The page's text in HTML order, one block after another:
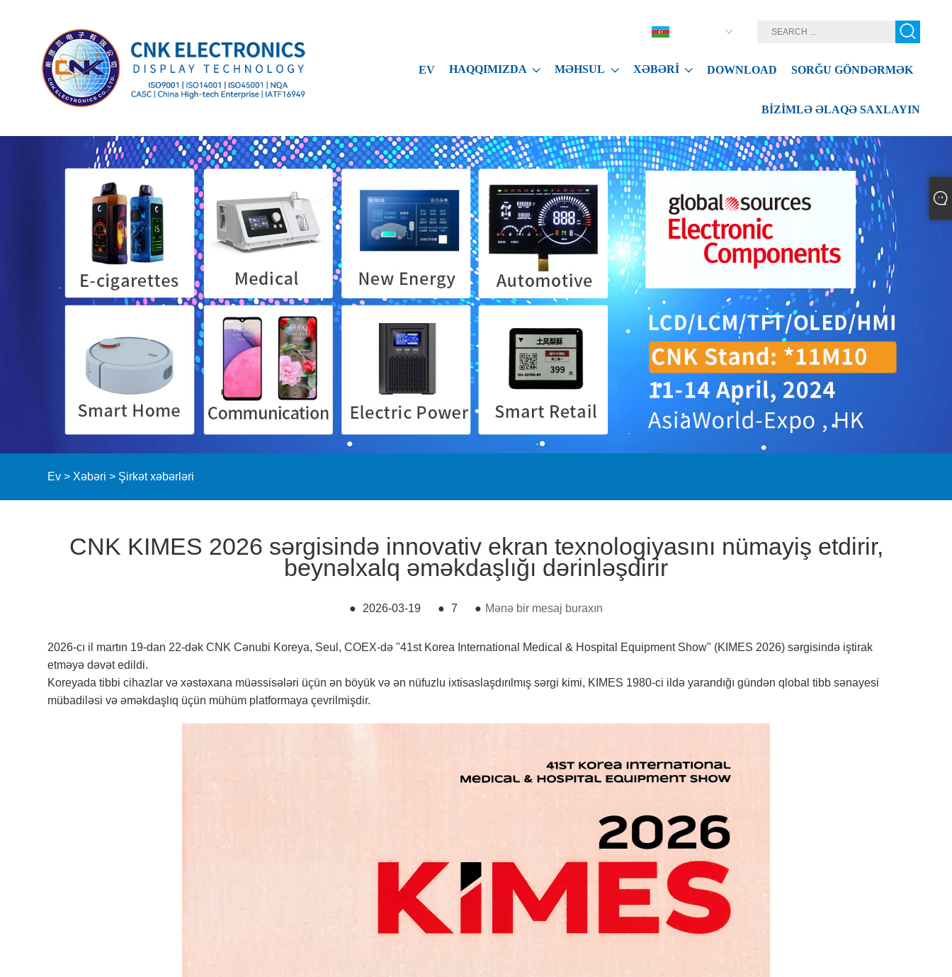
EV HAQQIMIZDA MƏHSUL XƏBƏRI DOWNLOAD SORĞU GÖNDƏRMƏK
BIZIMLƏ ƏLAQƏ SAXLAYIN
Ev > Xəbəri > Şirkət xəbərləri
CNK KIMES 2026 sərgisində innovativ ekran texnologiyasını nümayiş etdirir,
beynəlxalq əməkdaşlığı dərinləşdirir
● 2026-03-19 ● 7 ● Mənə bir mesaj buraxın
2026-cı il martın 19-dan 22-dək CNK Cənubi Koreya, Seul, COEX-də "41st Korea International Medical & Hospital Equipment Show" (KIMES 2026) sərgisində iştirak
etməyə dəvət edildi.
Koreyada tibbi cihazlar və xəstəxana müəssisələri üçün ən böyük və ən nüfuzlu ixtisaslaşdırılmış sərgi kimi, KIMES 1980-ci ildə yarandığı gündən qlobal tibb sənayesi
mübadiləsi və əməkdaşlıq üçün mühüm platformaya çevrilmişdir.